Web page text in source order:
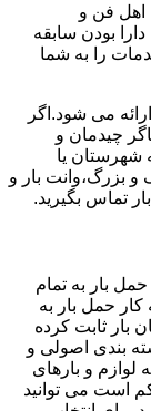
اهل فن و
بودن سابقه
را به شما
می شود.اگر
چیدمان و
شهرستان یا
بزرگ،وانت بار و
تماس بگیرید.
حمل بار به تمام
حمل بار به
بار ثابت کرده
بندی اصولی و
و بارهای
است می توانید